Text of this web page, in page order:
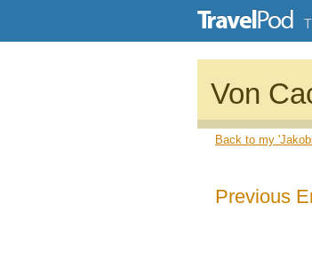
Von
Back to my
Previous